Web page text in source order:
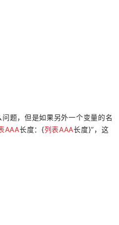
题，但是如果另外一个变量的名
AAA长度：{列表AAA长度}”，这